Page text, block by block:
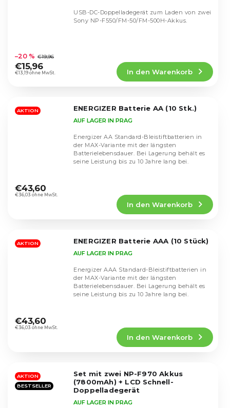
durchschnittliche
Produktbewertung
ist
Sternen.
€13,19 ohne MwSt.
–20 % €19,96
€15,96
In den Warenkorb
USB-DC-Doppelladegerät zum Laden von zwei
Sony NP-F550/FM-50/FM-500H-Akkus.
AKTION ENERGIZER Batterie AA (10 Stk.)
durchschnittliche
Produktbewertung
Sternen.
AUF LAGER IN PRAG
€36,03 ohne MwSt.
€43,60
In den Warenkorb
Energizer AA Standard-Bleistiftbatterien in
der MAX-Variante mit der längsten
Batterielebensdauer. Bei Lagerung behält es
seine Leistung bis zu 10 Jahre lang bei.
AKTION ENERGIZER Batterie AAA (10 Stück)
durchschnittliche
Produktbewertung
Sternen.
AUF LAGER IN PRAG
€36,03 ohne MwSt.
€43,60
In den Warenkorb
Energizer AAA Standard-Bleistiftbatterien in
der MAX-Variante mit der längsten
Batterielebensdauer. Bei Lagerung behält es
seine Leistung bis zu 10 Jahre lang bei.
AKTION
BESTSELLER
Set mit zwei NP-F970 Akkus
(7800mAh) + LCD Schnell-
Doppelladegerät
AUF LAGER IN PRAG